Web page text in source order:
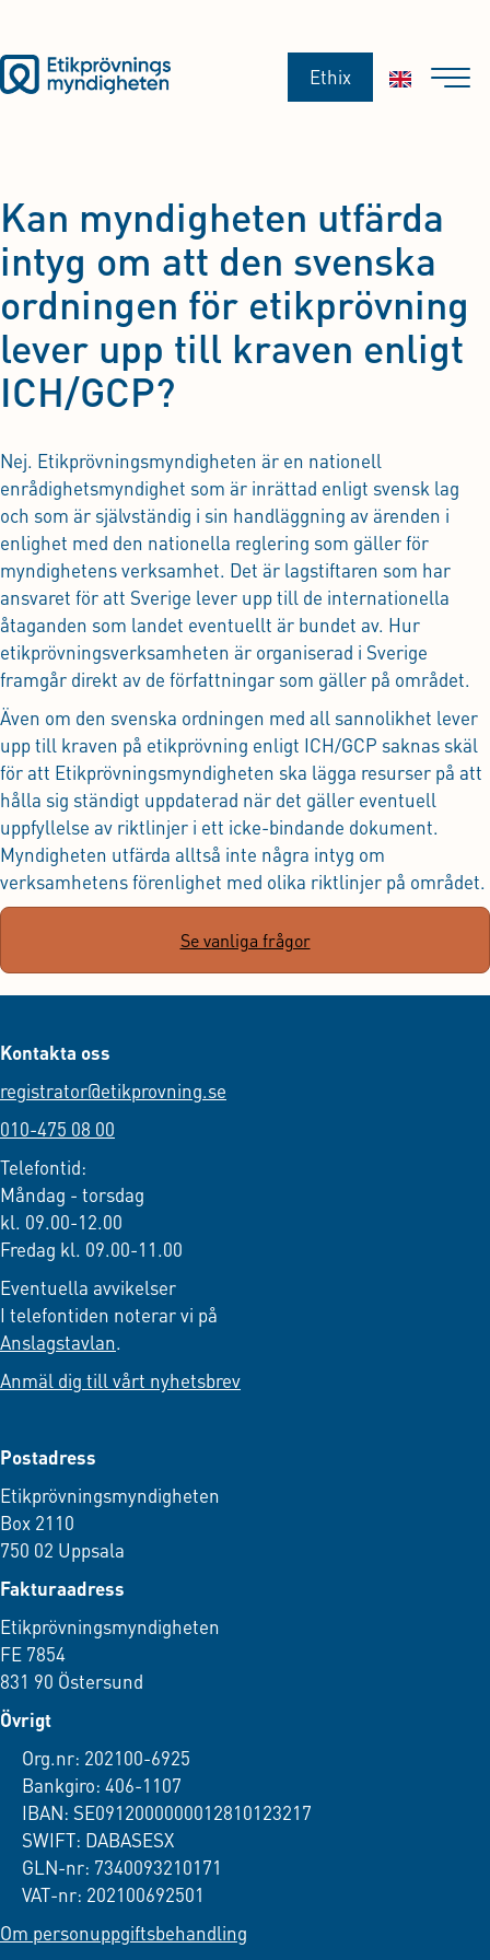
Ethix
Kan myndigheten utfärda
intyg om att den svenska
ordningen för etikprövning
lever upp till kraven enligt
ICH/GCP?
Nej. Etikprövningsmyndigheten är en nationell
enrådighetsmyndighet som är inrättad enligt svensk lag
och som är självständig i sin handläggning av ärenden i
enlighet med den nationella reglering som gäller för
myndighetens verksamhet. Det är lagstiftaren som har
ansvaret för att Sverige lever upp till de internationella
åtaganden som landet eventuellt är bundet av. Hur
etikprövningsverksamheten är organiserad i Sverige
framgår direkt av de författningar som gäller på området.
Även om den svenska ordningen med all sannolikhet lever
upp till kraven på etikprövning enligt ICH/GCP saknas skäl
för att Etikprövningsmyndigheten ska lägga resurser på att
hålla sig ständigt uppdaterad när det gäller eventuell
uppfyllelse av riktlinjer i ett icke-bindande dokument.
Myndigheten utfärda alltså inte några intyg om
verksamhetens förenlighet med olika riktlinjer på området.
Se vanliga frågor
Kontakta oss
registrator@etikprovning.se
010-475 08 00
Telefontid:
Måndag - torsdag
kl. 09.00-12.00
Fredag kl. 09.00-11.00
Eventuella avvikelser
I telefontiden noterar vi på
Anslagstavlan.
Anmäl dig till vårt nyhetsbrev
Postadress
Etikprövningsmyndigheten
Box 2110
750 02 Uppsala
Fakturaadress
Etikprövningsmyndigheten
FE 7854
831 90 Östersund
Övrigt
Org.nr: 202100-6925
Bankgiro: 406-1107
IBAN: SE0912000000012810123217
SWIFT: DABASESX
GLN-nr: 7340093210171
VAT-nr: 202100692501
Om personuppgiftsbehandling